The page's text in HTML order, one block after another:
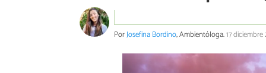
PorJosefina Bordino, Ambientóloga.17